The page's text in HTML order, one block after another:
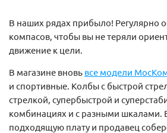
В наших рядах прибыло! Регулярно
компасов, чтобы вы не теряли
движение к цели.
В магазине вновь все модели
и спортивные. Колбы с быстрой
стрелкой, супербыстрой и
комбинациях и с разными шкалами.
подходящую плату и продавец